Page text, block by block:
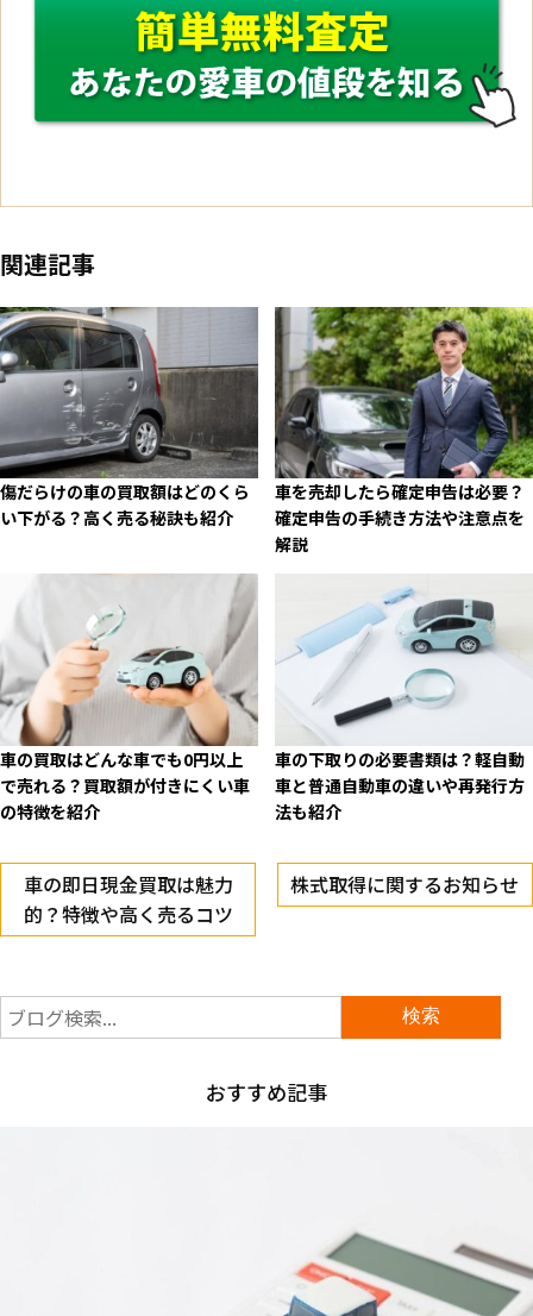
関連記事
傷だらけの車の買取額はどのくら
い下がる？高く売る秘訣も紹介
車を売却したら確定申告は必要？
確定申告の手続き方法や注意点を
解説
車の買取はどんな車でも0円以上
で売れる？買取額が付きにくい車
の特徴を紹介
車の下取りの必要書類は？軽自動
車と普通自動車の違いや再発行方
法も紹介
車の即日現金買取は魅力
的？特徴や高く売るコツ
株式取得に関するお知らせ
おすすめ記事